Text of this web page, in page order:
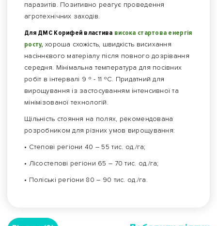
паразитів. Позитивно реагує проведення
агротехнічних заходів.
Для ДМС Корифей властива висока стартова енергія
росту, хороша схожість, швидкість висихання
насіннєвого матеріалу після повного дозрівання
середня. Мінімальна температура для посівних
робіт в інтервалі 9 º - 11 ºС. Придатний для
вирощування із застосуванням інтенсивної та
мінімізованої технологій.
Щільність стояння на полях, рекомендована
розробником для різних умов вирощування:
• Степові регіони 40 – 55 тис. од./га;
• Лісостепові регіони 65 – 70 тис. од./га;
• Поліські регіони 80 – 90 тис. од./га.